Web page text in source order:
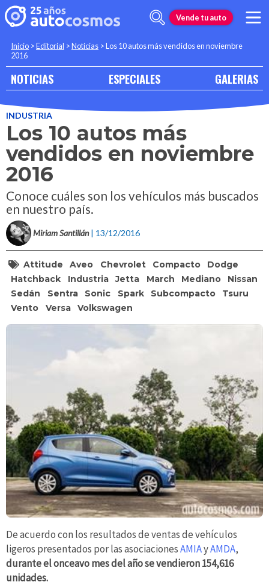
Vende tu auto
Inicio >Editorial >Noticias >Los 10 autos más vendidos en noviembre
2016
NOTICIAS ESPECIALES GALERIAS
INDUSTRIA
Los 10 autos más
vendidos en noviembre
2016
Conoce cuáles son los vehículos más buscados
en nuestro país.
Miriam Santillán | 13/12/2016
Attitude Aveo Chevrolet Compacto
Dodge
Hatchback
Industria Jetta March Mediano
Nissan
Sedán
Sentra Sonic Spark Subcompacto
Tsuru
Vento
Versa Volkswagen
De acuerdo con los resultados de ventas de vehículos
ligeros presentados por las asociacionesAMIAyAMDA,
durante el onceavo mes del año se vendieron 154,616
unidades.